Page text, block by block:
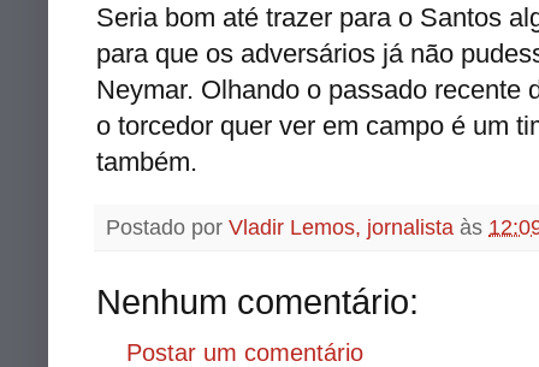
Seria bom até trazer para o Santos
para que os adversários já não
Neymar. Olhando o passado recente
o torcedor quer ver em campo é um
também.
Postado por Vladir Lemos, jornalista às
Nenhum comentário:
Postar um comentário